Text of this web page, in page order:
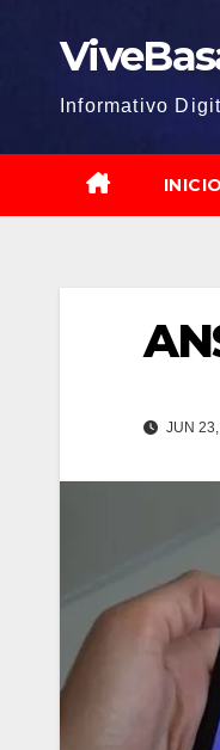
Informativo
INICIO
JUN